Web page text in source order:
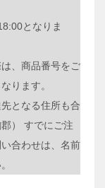
となりま
、商品番号をご
ります。
となる住所も合
） すでにご注
合わせは、名前